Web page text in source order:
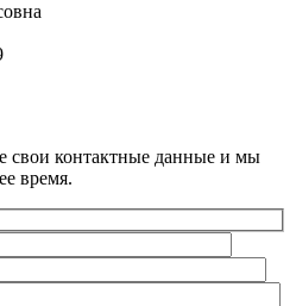
свои контактные данные и мы
время.